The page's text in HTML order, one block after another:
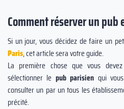
Comment réserver un pub
Si un jour, vous décidez de faire un
Paris, cet article sera votre guide.
La première chose que vous
sélectionner le pub parisien qui
consulter un par un tous les
précité.